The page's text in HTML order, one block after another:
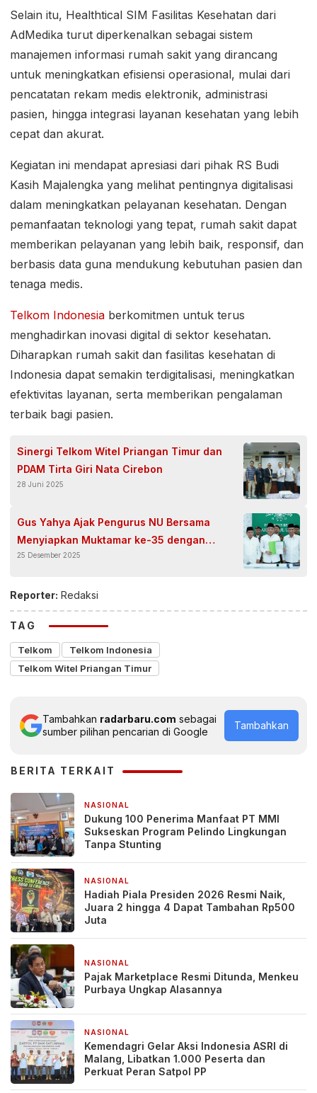
Selain itu, Healthtical SIM Fasilitas Kesehatan dari
AdMedika turut diperkenalkan sebagai sistem
manajemen informasi rumah sakit yang dirancang
untuk meningkatkan efisiensi operasional, mulai dari
pencatatan rekam medis elektronik, administrasi
pasien, hingga integrasi layanan kesehatan yang lebih
cepat dan akurat.
Kegiatan ini mendapat apresiasi dari pihak RS Budi
Kasih Majalengka yang melihat pentingnya digitalisasi
dalam meningkatkan pelayanan kesehatan. Dengan
pemanfaatan teknologi yang tepat, rumah sakit dapat
memberikan pelayanan yang lebih baik, responsif, dan
berbasis data guna mendukung kebutuhan pasien dan
tenaga medis.
Telkom Indonesia berkomitmen untuk terus
menghadirkan inovasi digital di sektor kesehatan.
Diharapkan rumah sakit dan fasilitas kesehatan di
Indonesia dapat semakin terdigitalisasi, meningkatkan
efektivitas layanan, serta memberikan pengalaman
terbaik bagi pasien.
Sinergi Telkom Witel Priangan Timur dan
PDAM Tirta Giri Nata Cirebon
28 Juni 2025
Gus Yahya Ajak Pengurus NU Bersama
Menyiapkan Muktamar ke-35 dengan
Semangat Musyawarah
25 Desember 2025
Reporter: Redaksi
TAG
Telkom
Telkom Indonesia
Telkom Witel Priangan Timur
Tambahkan radarbaru.com sebagai
sumber pilihan pencarian di Google
Tambahkan
BERITA TERKAIT
NASIONAL
Dukung 100 Penerima Manfaat PT MMI
Sukseskan Program Pelindo Lingkungan
Tanpa Stunting
NASIONAL
Hadiah Piala Presiden 2026 Resmi Naik,
Juara 2 hingga 4 Dapat Tambahan Rp500
Juta
NASIONAL
Pajak Marketplace Resmi Ditunda, Menkeu
Purbaya Ungkap Alasannya
NASIONAL
Kemendagri Gelar Aksi Indonesia ASRI di
Malang, Libatkan 1.000 Peserta dan
Perkuat Peran Satpol PP